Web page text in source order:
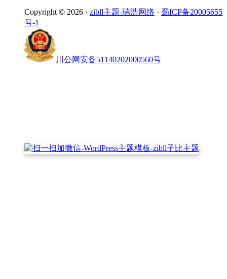
Copyright © 2026 · zibll主题-瑞浩网络 · 蜀ICP备20005655
号-1
川公网安备51140202000560号